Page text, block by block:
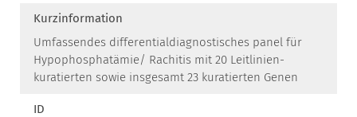
Kurzinformation
Umfassendes differentialdiagnostisches panel für
Hypophosphatämie/ Rachitis mit 20 Leitlinien-
kuratierten sowie insgesamt 23 kuratierten Genen
ID